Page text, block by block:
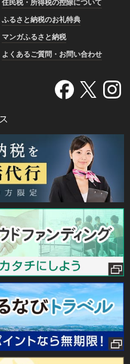
住民税・所得税の控除について
ふるさと納税のお礼特典
マンガふるさと納税
よくあるご質問・お問い合わせ